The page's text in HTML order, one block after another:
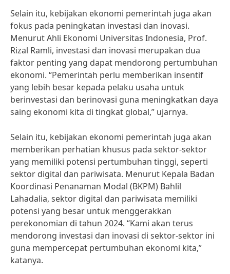
Selain itu, kebijakan ekonomi pemerintah juga akan
fokus pada peningkatan investasi dan inovasi.
Menurut Ahli Ekonomi Universitas Indonesia, Prof.
Rizal Ramli, investasi dan inovasi merupakan dua
faktor penting yang dapat mendorong pertumbuhan
ekonomi. “Pemerintah perlu memberikan insentif
yang lebih besar kepada pelaku usaha untuk
berinvestasi dan berinovasi guna meningkatkan daya
saing ekonomi kita di tingkat global,” ujarnya.
Selain itu, kebijakan ekonomi pemerintah juga akan
memberikan perhatian khusus pada sektor-sektor
yang memiliki potensi pertumbuhan tinggi, seperti
sektor digital dan pariwisata. Menurut Kepala Badan
Koordinasi Penanaman Modal (BKPM) Bahlil
Lahadalia, sektor digital dan pariwisata memiliki
potensi yang besar untuk menggerakkan
perekonomian di tahun 2024. “Kami akan terus
mendorong investasi dan inovasi di sektor-sektor ini
guna mempercepat pertumbuhan ekonomi kita,”
katanya.